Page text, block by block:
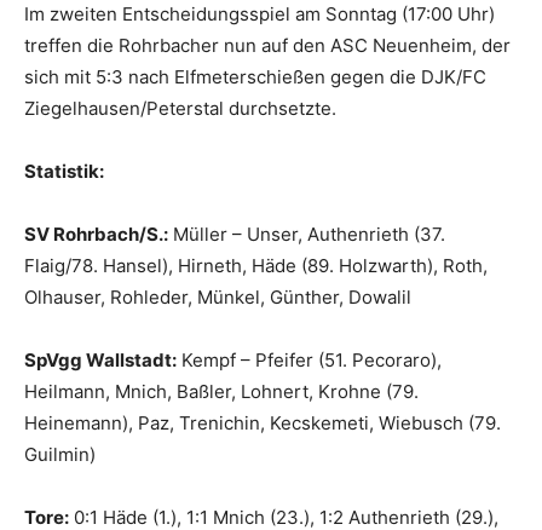
Im zweiten Entscheidungsspiel am Sonntag (17:00 Uhr)
treffen die Rohrbacher nun auf den ASC Neuenheim, der
sich mit 5:3 nach Elfmeterschießen gegen die DJK/FC
Ziegelhausen/Peterstal durchsetzte.
Statistik:
SV Rohrbach/S.: Müller – Unser, Authenrieth (37.
Flaig/78. Hansel), Hirneth, Häde (89. Holzwarth), Roth,
Olhauser, Rohleder, Münkel, Günther, Dowalil
SpVgg Wallstadt: Kempf – Pfeifer (51. Pecoraro),
Heilmann, Mnich, Baßler, Lohnert, Krohne (79.
Heinemann), Paz, Trenichin, Kecskemeti, Wiebusch (79.
Guilmin)
Tore: 0:1 Häde (1.), 1:1 Mnich (23.), 1:2 Authenrieth (29.),